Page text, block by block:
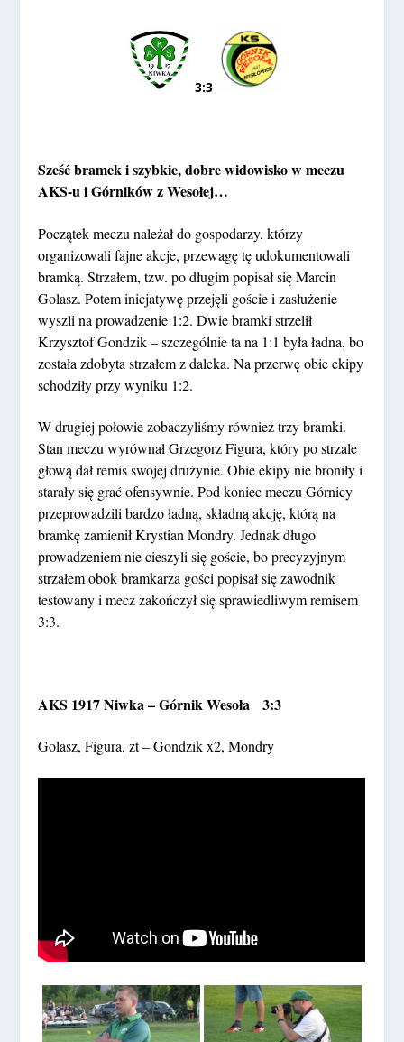
3:3
Sześć bramek i szybkie, dobre widowisko w meczu
AKS-u i Górników z Wesołej…
Początek meczu należał do gospodarzy, którzy
organizowali fajne akcje, przewagę tę udokumentowali
bramką. Strzałem, tzw. po długim popisał się Marcin
Golasz. Potem inicjatywę przejęli goście i zasłużenie
wyszli na prowadzenie 1:2. Dwie bramki strzelił
Krzysztof Gondzik – szczególnie ta na 1:1 była ładna, bo
została zdobyta strzałem z daleka. Na przerwę obie ekipy
schodziły przy wyniku 1:2.
W drugiej połowie zobaczyliśmy również trzy bramki.
Stan meczu wyrównał Grzegorz Figura, który po strzale
głową dał remis swojej drużynie. Obie ekipy nie broniły i
starały się grać ofensywnie. Pod koniec meczu Górnicy
przeprowadzili bardzo ładną, składną akcję, którą na
bramkę zamienił Krystian Mondry. Jednak długo
prowadzeniem nie cieszyli się goście, bo precyzyjnym
strzałem obok bramkarza gości popisał się zawodnik
testowany i mecz zakończył się sprawiedliwym remisem
3:3.
AKS 1917 Niwka – Górnik Wesoła 3:3
Golasz, Figura, zt – Gondzik x2, Mondry